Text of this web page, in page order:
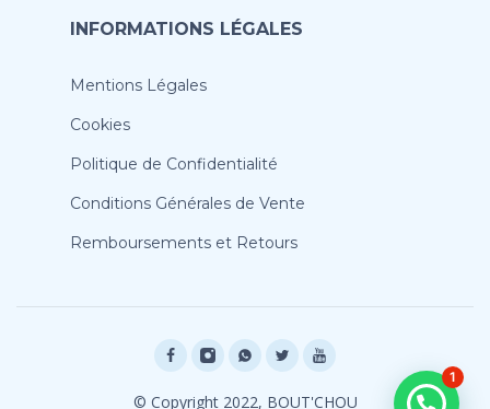
INFORMATIONS LÉGALES
Mentions Légales
Cookies
Politique de Confidentialité
Conditions Générales de Vente
Remboursements et Retours
© Copyright 2022, BOUT'CHOU
1